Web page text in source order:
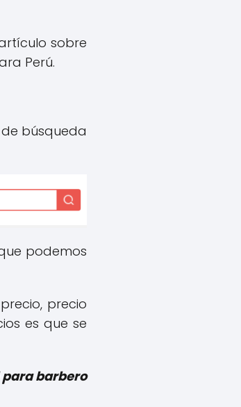
sobre
Perú.
búsqueda
podemos
precio
es que se
barbero